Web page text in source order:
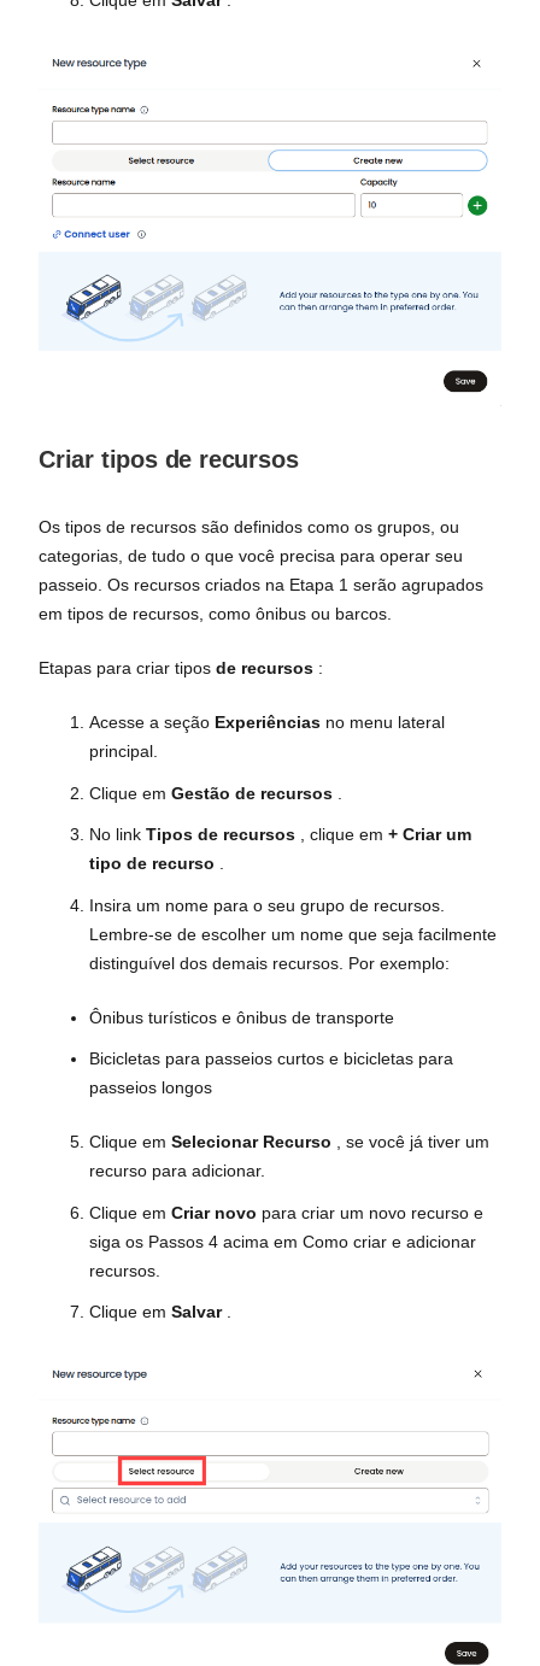
Criar tipos de recursos
Os tipos de recursos são definidos como os grupos, ou
categorias, de tudo o que você precisa para operar seu
passeio. Os recursos criados na Etapa 1 serão agrupados
em tipos de recursos, como ônibus ou barcos.
Etapas para criar tipos de recursos :
Acesse a seção Experiências no menu lateral
principal.
Clique em Gestão de recursos
No link Tipos de recursos , clique em + Criar um
tipo de recurso
Insira um nome para o seu grupo de recursos.
Lembre-se de escolher um nome que seja facilmente
distinguível dos demais recursos. Por exemplo:
Ônibus turísticos e ônibus de transporte
Bicicletas para passeios curtos e bicicletas para
passeios longos
Clique em Selecionar Recurso , se você já tiver um
recurso para adicionar.
Clique em Criar novo para criar um novo recurso e
siga os Passos 4 acima em Como criar e adicionar
recursos.
Clique em Salvar.